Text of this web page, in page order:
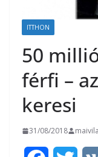
ITTHON
50
férfi –
keresi
31/08/2018